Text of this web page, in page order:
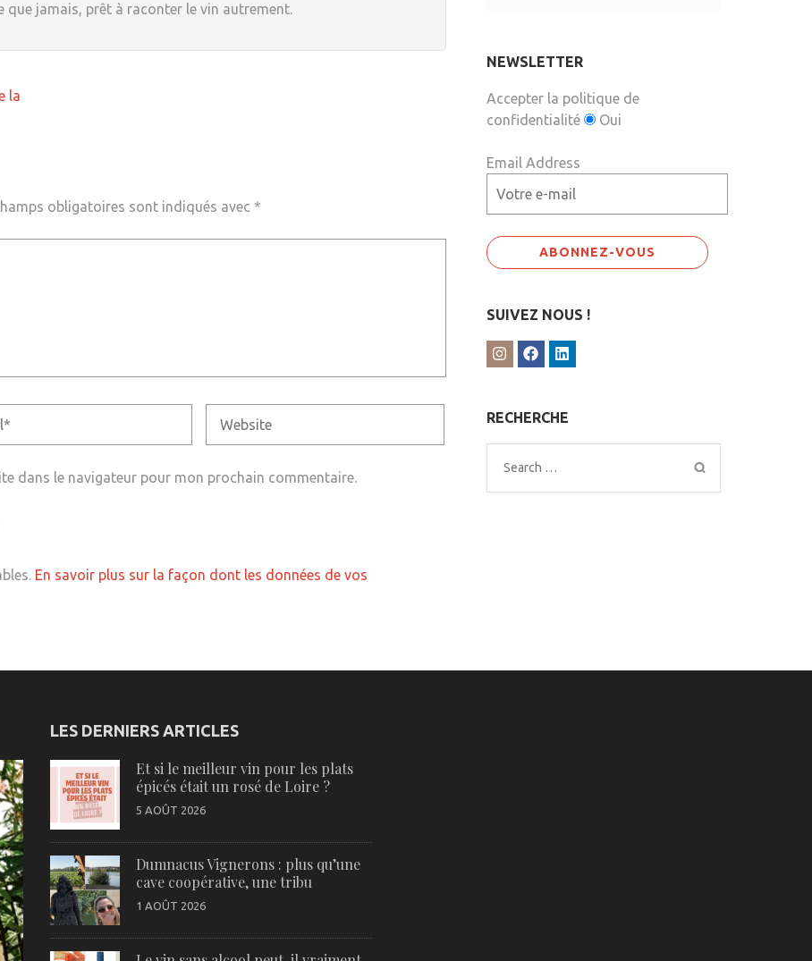
que jamais, prêt à raconter le vin autrement.
la
obligatoires sont indiqués avec *
dans le navigateur pour mon prochain commentaire.
En savoir plus sur la façon dont les données de vos
NEWSLETTER
Accepter la politique de
confidentialité
Oui
Email Address
SUIVEZ NOUS !
RECHERCHE
Search
for:
LES DERNIERS ARTICLES
Et si le meilleur vin pour les plats
épicés était un rosé de Loire ?
5 AOÛT 2026
Dumnacus Vignerons : plus qu’une
cave coopérative, une tribu
1 AOÛT 2026